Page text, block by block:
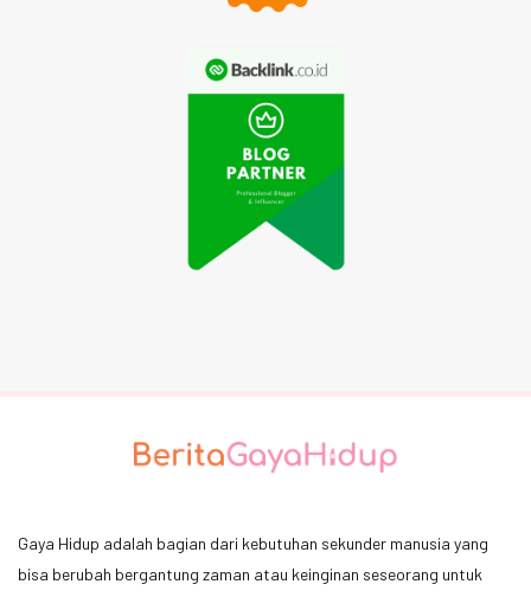
Gaya Hidup adalah bagian dari kebutuhan sekunder manusia yang
bisa berubah bergantung zaman atau keinginan seseorang untuk